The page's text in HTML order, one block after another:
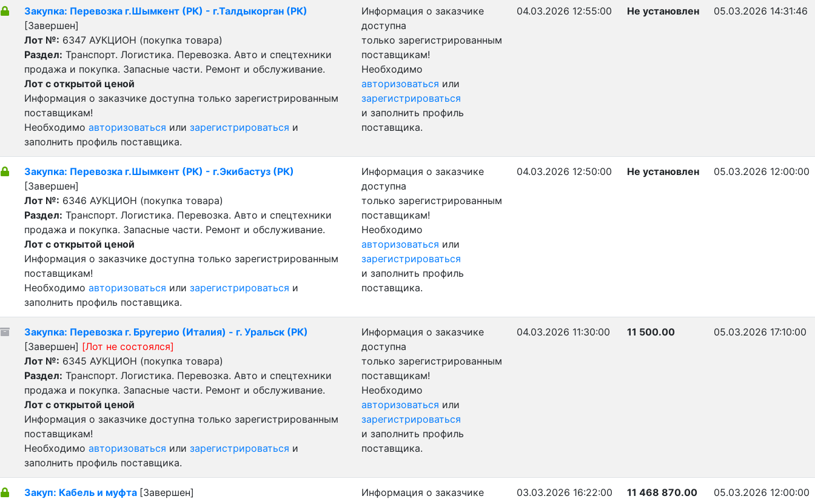
Закупка: Перевозка г.Шымкент (РК) - г.Талдыкорган (РК)
[Завершен]
Лот №: 6347 АУКЦИОН (покупка товара)
Раздел: Транспорт. Логистика. Перевозка. Авто и спецтехники
продажа и покупка. Запасные части. Ремонт и обслуживание.
Лот с открытой ценой
Информация о заказчике доступна только зарегистрированным
поставщикам!
Необходимо авторизоваться или зарегистрироваться и
заполнить профиль поставщика.
Информация о заказчике
доступна
только зарегистрированным
поставщикам!
Необходимо
авторизоваться или
зарегистрироваться
и заполнить профиль
поставщика.
04.03.2026 12:55:00 Не установлен 05.03.2026 14:31:46
Закупка: Перевозка г.Шымкент (РК) - г.Экибастуз (РК)
[Завершен]
Лот №: 6346 АУКЦИОН (покупка товара)
Раздел: Транспорт. Логистика. Перевозка. Авто и спецтехники
продажа и покупка. Запасные части. Ремонт и обслуживание.
Лот с открытой ценой
Информация о заказчике доступна только зарегистрированным
поставщикам!
Необходимо авторизоваться или зарегистрироваться и
заполнить профиль поставщика.
Информация о заказчике
доступна
только зарегистрированным
поставщикам!
Необходимо
авторизоваться или
зарегистрироваться
и заполнить профиль
поставщика.
04.03.2026 12:50:00 Не установлен 05.03.2026 12:00:00
Закупка: Перевозка г. Бругерио (Италия) - г. Уральск (РК)
[Завершен] [Лот не состоялся]
Лот №: 6345 АУКЦИОН (покупка товара)
Раздел: Транспорт. Логистика. Перевозка. Авто и спецтехники
продажа и покупка. Запасные части. Ремонт и обслуживание.
Лот с открытой ценой
Информация о заказчике доступна только зарегистрированным
поставщикам!
Необходимо авторизоваться или зарегистрироваться и
заполнить профиль поставщика.
Информация о заказчике
доступна
только зарегистрированным
поставщикам!
Необходимо
авторизоваться или
зарегистрироваться
и заполнить профиль
поставщика.
04.03.2026 11:30:00 11 500.00 05.03.2026 17:10:00
Закуп: Кабель и муфта [Завершен]
Информация о заказчике
03.03.2026 16:22:00 11 468 870.00 05.03.2026 12:00:00